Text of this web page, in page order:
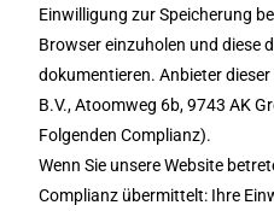
Einwilligung zur Speicherung
Browser einzuholen und diese
dokumentieren. Anbieter
B.V., Atoomweg 6b, 9743 AK
Folgenden Complianz).
Wenn Sie unsere Website
Complianz übermittelt: Ihre